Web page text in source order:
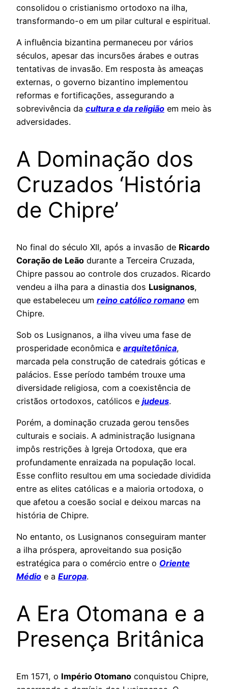
consolidou o cristianismo ortodoxo na ilha,
transformando-o em um pilar cultural e espiritual.
A influência bizantina permaneceu por vários
séculos, apesar das incursões árabes e outras
tentativas de invasão. Em resposta às ameaças
externas, o governo bizantino implementou
reformas e fortificações, assegurando a
sobrevivência da cultura e da religião em meio às
adversidades.
A Dominação dos
Cruzados ‘História
de Chipre’
No final do século XII, após a invasão de Ricardo
Coração de Leão durante a Terceira Cruzada,
Chipre passou ao controle dos cruzados. Ricardo
vendeu a ilha para a dinastia dos Lusignanos,
que estabeleceu um reino católico romano em
Chipre.
Sob os Lusignanos, a ilha viveu uma fase de
prosperidade econômica e arquitetônica,
marcada pela construção de catedrais góticas e
palácios. Esse período também trouxe uma
diversidade religiosa, com a coexistência de
cristãos ortodoxos, católicos e judeus.
Porém, a dominação cruzada gerou tensões
culturais e sociais. A administração lusignana
impôs restrições à Igreja Ortodoxa, que era
profundamente enraizada na população local.
Esse conflito resultou em uma sociedade dividida
entre as elites católicas e a maioria ortodoxa, o
que afetou a coesão social e deixou marcas na
história de Chipre.
No entanto, os Lusignanos conseguiram manter
a ilha próspera, aproveitando sua posição
estratégica para o comércio entre o Oriente
Médio e a Europa.
A Era Otomana e a
Presença Britânica
Em 1571, o Império Otomano conquistou Chipre,